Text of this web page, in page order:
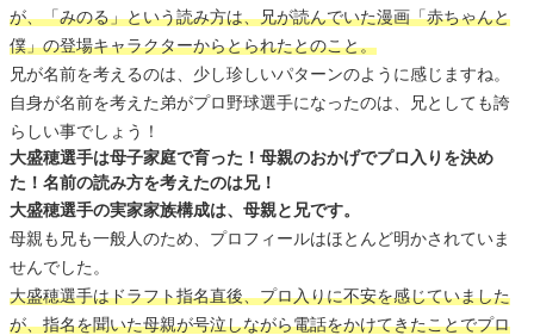
が、「みのる」という読み方は、兄が読んでいた漫画「赤ちゃんと
僕」の登場キャラクターからとられたとのこと。
兄が名前を考えるのは、少し珍しいパターンのように感じますね。
自身が名前を考えた弟がプロ野球選手になったのは、兄としても誇
らしい事でしょう！
大盛穂選手は母子家庭で育った！母親のおかげでプロ入りを決め
た！名前の読み方を考えたのは兄！
大盛穂選手の実家家族構成は、母親と兄です。
母親も兄も一般人のため、プロフィールはほとんど明かされていま
せんでした。
大盛穂選手はドラフト指名直後、プロ入りに不安を感じていました
が、指名を聞いた母親が号泣しながら電話をかけてきたことでプロ